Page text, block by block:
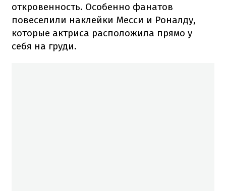
откровенность. Особенно фанатов
повеселили наклейки Месси и Роналду,
которые актриса расположила прямо у
себя на груди.